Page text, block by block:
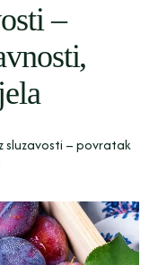
–
sluzavosti – povratak